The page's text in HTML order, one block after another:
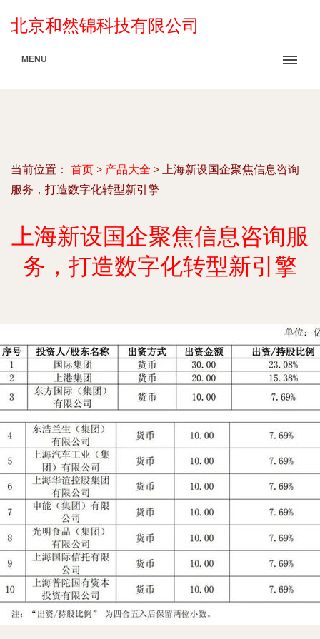
北京和然锦科技有限公司
MENU
当前位置： 首页 > 产品大全 > 上海新设国企聚焦信息咨询
服务，打造数字化转型新引擎
上海新设国企聚焦信息咨询服
务，打造数字化转型新引擎